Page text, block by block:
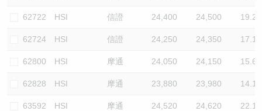
62722 HSI 信證 24,400 24,500 19.2
62724 HSI 信證 24,250 24,350 17.1
62800 HSI 摩通 24,050 24,150 15.6
62828 HSI 摩通 23,880 23,980 14.1
63592 HSI 摩通 24,520 24,620 22.1